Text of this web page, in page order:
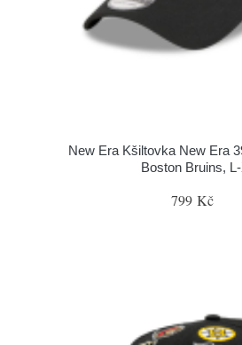
New Era Kšiltovka New Era
Boston Bruins,
799 Kč